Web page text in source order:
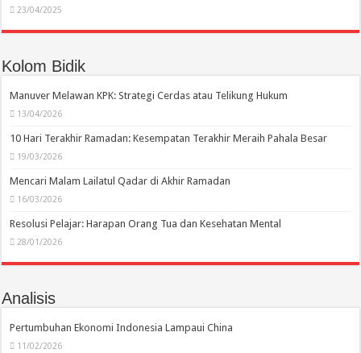
23/04/2025
Kolom Bidik
Manuver Melawan KPK: Strategi Cerdas atau Telikung Hukum
13/04/2026
10 Hari Terakhir Ramadan: Kesempatan Terakhir Meraih Pahala Besar
19/03/2026
Mencari Malam Lailatul Qadar di Akhir Ramadan
16/03/2026
Resolusi Pelajar: Harapan Orang Tua dan Kesehatan Mental
28/01/2026
Analisis
Pertumbuhan Ekonomi Indonesia Lampaui China
11/02/2026